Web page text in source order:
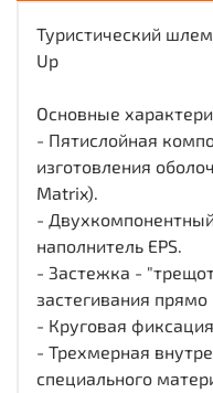
Туристический
Up
Основные
- Пятислойная
изготовления
Matrix).
-
наполнитель EPS.
- Застежка -
застегивания
- Круговая
- Трехмерная
специального